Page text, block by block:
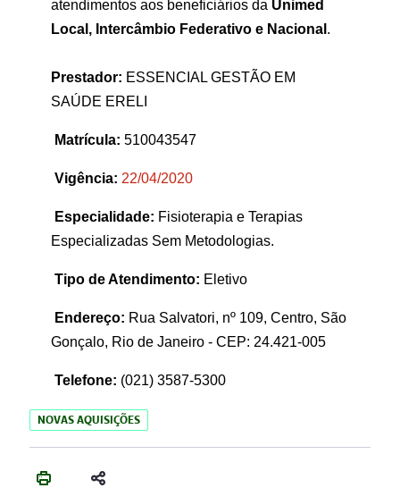
atendimentos aos beneficiários da Unimed
Local, Intercâmbio Federativo e Nacional .
Prestador: ESSENCIAL GESTÃO EM
SAÚDE ERELI
Matrícula: 510043547
Vigência: 22/04/2020
Especialidade: Fisioterapia e Terapias
Especializadas Sem Metodologias.
Tipo de Atendimento: Eletivo
Endereço: Rua Salvatori, nº 109, Centro, São
Gonçalo, Rio de Janeiro - CEP: 24.421-005
Telefone: (021) 3587-5300
NOVAS AQUISIÇÕES